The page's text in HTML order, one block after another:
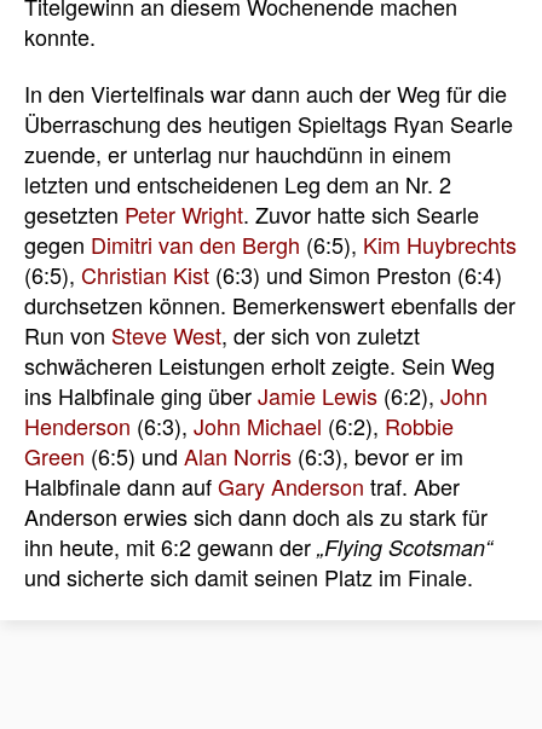
konnte.
In den Viertelfinals war dann auch der Weg für die
Überraschung des heutigen Spieltags Ryan Searle
zuende, er unterlag nur hauchdünn in einem
letzten und entscheidenen Leg dem an Nr. 2
gesetzten Peter Wright. Zuvor hatte sich Searle
gegen Dimitri van den Bergh (6:5), Kim Huybrechts
(6:5), Christian Kist (6:3) und Simon Preston (6:4)
durchsetzen können. Bemerkenswert ebenfalls der
Run von Steve West, der sich von zuletzt
schwächeren Leistungen erholt zeigte. Sein Weg
ins Halbfinale ging überJamie Lewis (6:2), John
Henderson (6:3), John Michael (6:2), Robbie
Green (6:5) und Alan Norris (6:3), bevor er im
Halbfinale dann aufGary Anderson traf. Aber
Anderson erwies sich dann doch als zu stark für
ihn heute, mit 6:2 gewann der „Flying Scotsman“
und sicherte sich damit seinen Platz im Finale.